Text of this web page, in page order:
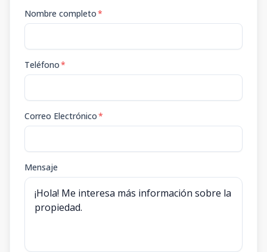
Nombre completo*
Teléfono*
Correo Electrónico*
Mensaje